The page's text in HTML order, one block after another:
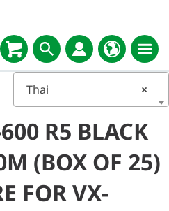
×
Thai
R5 BLACK
(BOX OF 25)
FOR VX-